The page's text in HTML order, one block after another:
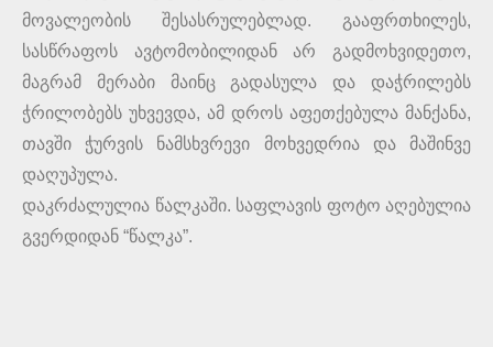
მოვალეობის შესასრულებლად. გააფრთხილეს,
სასწრაფოს ავტომობილიდან არ გადმოხვიდეთო,
მაგრამ მერაბი მაინც გადასულა და დაჭრილებს
ჭრილობებს უხვევდა, ამ დროს აფეთქებულა მანქანა,
თავში ჭურვის ნამსხვრევი მოხვედრია და მაშინვე
დაღუპულა.
დაკრძალულია წალკაში. საფლავის ფოტო აღებულია
გვერდიდან “წალკა”.